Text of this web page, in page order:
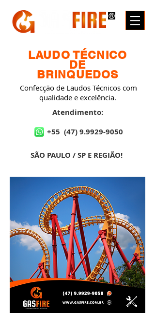
LAUDO TÉCNICO
DE
BRINQUEDOS
Confecção de Laudos Técnicos com
qualidade e excelência.
Atendimento:
+55 (47) 9.9929-9050
SÃO PAULO / SP E REGIÃO!